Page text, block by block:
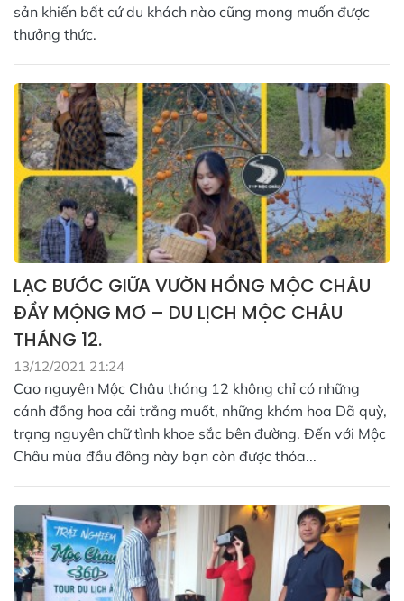
sản khiến bất cứ du khách nào cũng mong muốn được
thưởng thức.
LẠC BƯỚC GIỮA VƯỜN HỒNG MỘC CHÂU
ĐẦY MỘNG MƠ – DU LỊCH MỘC CHÂU
THÁNG 12.
13/12/2021 21:24
Cao nguyên Mộc Châu tháng 12 không chỉ có những
cánh đồng hoa cải trắng muốt, những khóm hoa Dã quỳ,
trạng nguyên chữ tình khoe sắc bên đường. Đến với Mộc
Châu mùa đầu đông này bạn còn được thỏa...